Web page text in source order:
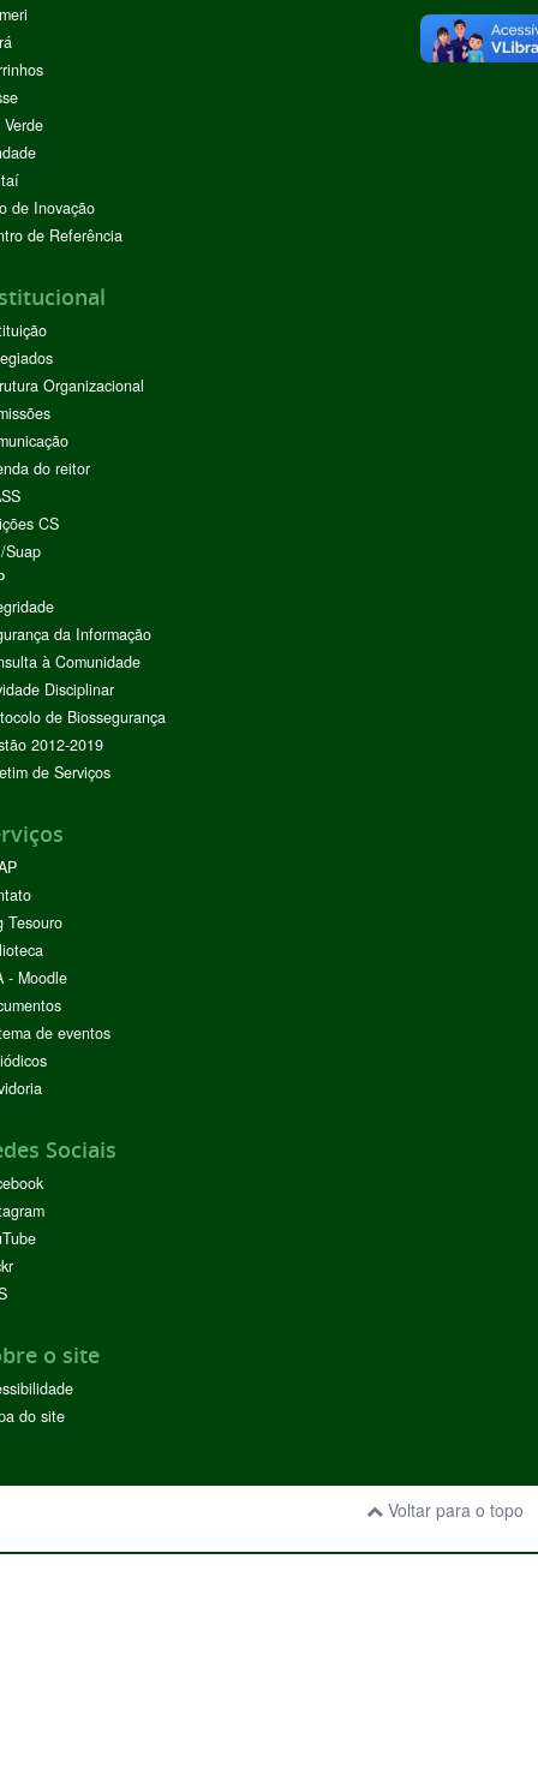
de Inovação
de Referência
Organizacional
do reitor
CS
Suap
da Informação
à Comunidade
Disciplinar
de Biossegurança
2012-2019
de Serviços
Tesouro
- Moodle
de eventos
Sociais
o site
do site
Voltar para o topo